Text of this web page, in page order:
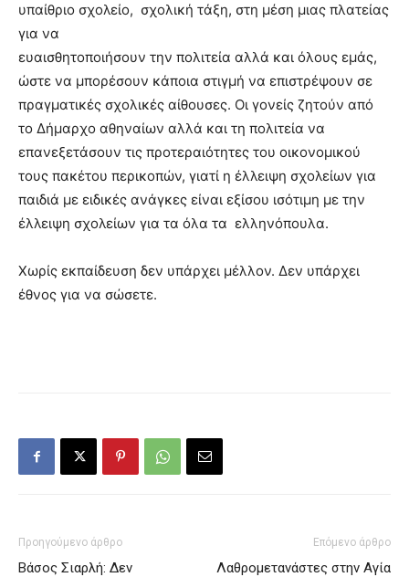
υπαίθριο σχολείο, σχολική τάξη, στη μέση μιας πλατείας
για να
ευαισθητοποιήσουν την πολιτεία αλλά και όλους εμάς,
ώστε να μπορέσουν κάποια στιγμή να επιστρέψουν σε
πραγματικές σχολικές αίθουσες. Οι γονείς ζητούν από
το Δήμαρχο αθηναίων αλλά και τη πολιτεία να
επανεξετάσουν τις προτεραιότητες του οικονομικού
τους πακέτου περικοπών, γιατί η έλλειψη σχολείων για
παιδιά με ειδικές ανάγκες είναι εξίσου ισότιμη με την
έλλειψη σχολείων για τα όλα τα ελληνόπουλα.
Χωρίς εκπαίδευση δεν υπάρχει μέλλον. Δεν υπάρχει
έθνος για να σώσετε.
Προηγούμενο άρθρο
Βάσος Σιαρλή: Δεν
Επόμενο άρθρο
Λαθρομετανάστες στην Αγία